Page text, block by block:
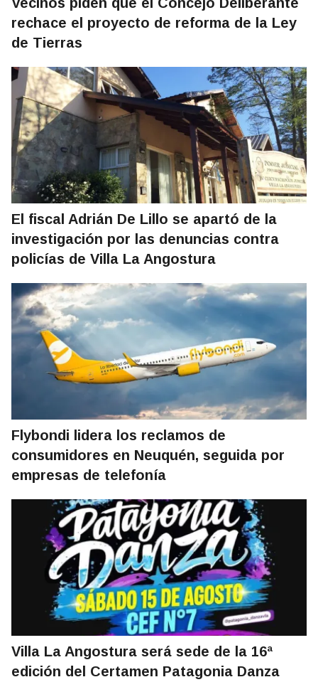
rechace el proyecto de reforma de la Ley
de Tierras
El fiscal Adrián De Lillo se apartó de la
investigación por las denuncias contra
policías de Villa La Angostura
Flybondi lidera los reclamos de
consumidores en Neuquén, seguida por
empresas de telefonía
Villa La Angostura será sede de la 16ª
edición del Certamen Patagonia Danza